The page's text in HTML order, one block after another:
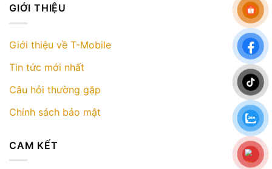
GIỚI THIỆU
Giới thiệu về T-Mobile
Tin tức mới nhất
Câu hỏi thường gặp
Chính sách bảo mật
CAM KẾT